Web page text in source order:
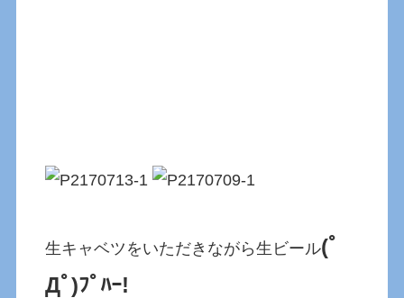
生キャベツをいただきながら生ビール(ﾟ
Дﾟ)ﾌﾟﾊｰ!